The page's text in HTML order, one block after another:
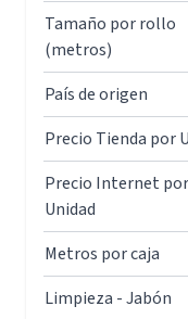
Tamaño por rollo
(metros)
País de origen
Precio Tienda por
Precio Internet por
Unidad
Metros por caja
Limpieza - Jabón